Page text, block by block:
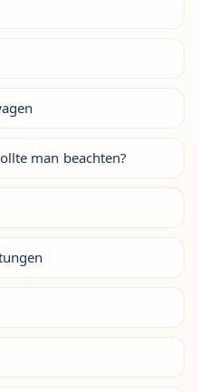
man beachten?